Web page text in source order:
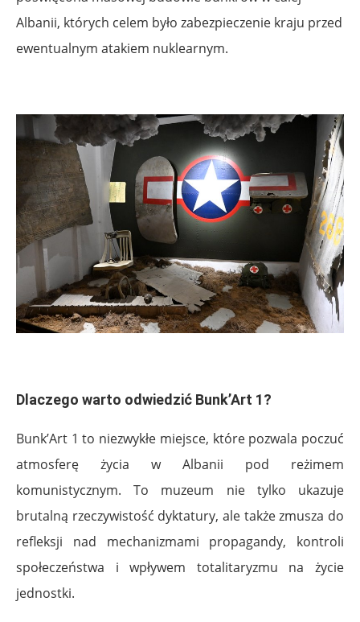
Albanii, których celem było zabezpieczenie kraju przed
ewentualnym atakiem nuklearnym.
Dlaczego warto odwiedzić Bunk’Art 1?
Bunk’Art 1 to niezwykłe miejsce, które pozwala poczuć
atmosferę życia w Albanii pod reżimem
komunistycznym. To muzeum nie tylko ukazuje
brutalną rzeczywistość dyktatury, ale także zmusza do
refleksji nad mechanizmami propagandy, kontroli
społeczeństwa i wpływem totalitaryzmu na życie
jednostki.